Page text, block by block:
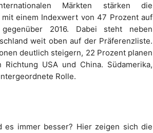
Märkten stärken die
einem Indexwert von 47 Prozent auf
2016. Dabei steht neben
weit oben auf der Präferenzliste.
deutlich steigern, 22 Prozent planen
USA und China. Südamerika,
Rolle.
immer besser? Hier zeigen sich die